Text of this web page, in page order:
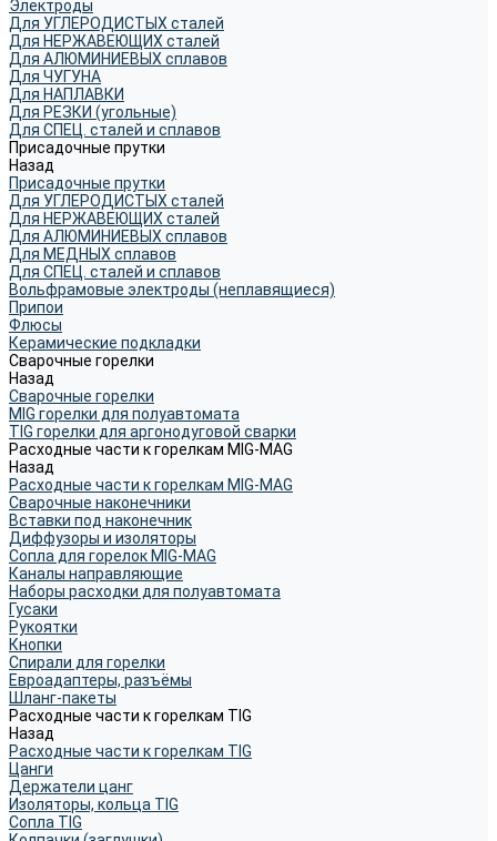
Электроды
Для УГЛЕРОДИСТЫХ сталей
Для НЕРЖАВЕЮЩИХ сталей
Для АЛЮМИНИЕВЫХ сплавов
Для ЧУГУНА
Для НАПЛАВКИ
Для РЕЗКИ (угольные)
Для СПЕЦ. сталей и сплавов
Присадочные прутки
Назад
Присадочные прутки
Для УГЛЕРОДИСТЫХ сталей
Для НЕРЖАВЕЮЩИХ сталей
Для АЛЮМИНИЕВЫХ сплавов
Для МЕДНЫХ сплавов
Для СПЕЦ. сталей и сплавов
Вольфрамовые электроды (неплавящиеся)
Припои
Флюсы
Керамические подкладки
Сварочные горелки
Назад
Сварочные горелки
MIG горелки для полуавтомата
TIG горелки для аргонодуговой сварки
Расходные части к горелкам MIG-MAG
Назад
Расходные части к горелкам MIG-MAG
Сварочные наконечники
Вставки под наконечник
Диффузоры и изоляторы
Сопла для горелок MIG-MAG
Каналы направляющие
Наборы расходки для полуавтомата
Гусаки
Рукоятки
Кнопки
Спирали для горелки
Евроадаптеры, разъёмы
Шланг-пакеты
Расходные части к горелкам TIG
Назад
Расходные части к горелкам TIG
Цанги
Держатели цанг
Изоляторы, кольца TIG
Сопла TIG